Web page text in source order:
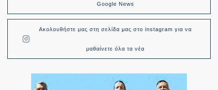
Google News
Ακολουθήστε μας στη σελίδα μας στο instagram για να
μαθαίνετε όλα τα νέα